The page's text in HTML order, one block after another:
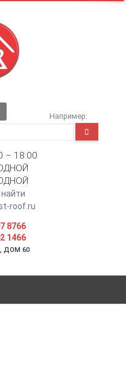
Например:
– 18:00
roof.ru
8766
1466
ДОМ 60